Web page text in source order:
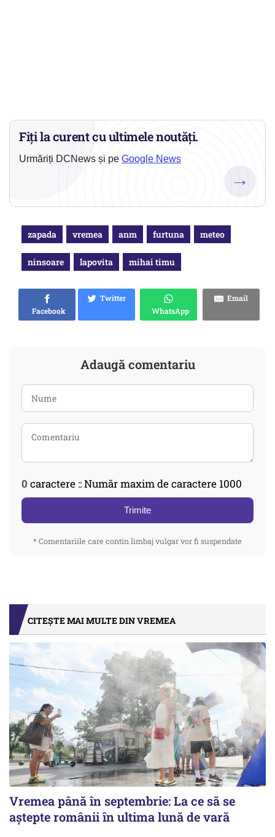
Fiți la curent cu ultimele noutăți.
Urmăriți DCNews și pe Google News
→
zapada vremea anm furtuna meteo
ninsoare lapovita mihai timu
Facebook
Twitter
WhatsApp
Email
Adaugă comentariu
0 caractere :: Număr maxim de caractere 1000
Trimite
* Comentariile care contin limbaj vulgar vor fi suspendate
CITEȘTE MAI MULTE DIN VREMEA
Vremea până în septembrie: La ce să se
aștepte românii în ultima lună de vară